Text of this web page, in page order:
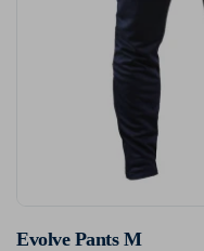
Evolve Pants M